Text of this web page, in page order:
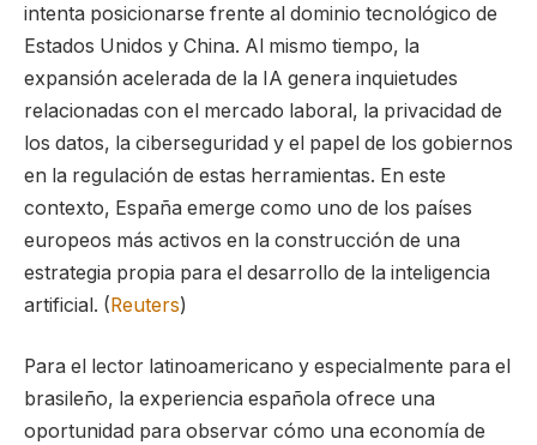
intenta posicionarse frente al dominio tecnológico de
Estados Unidos y China. Al mismo tiempo, la
expansión acelerada de la IA genera inquietudes
relacionadas con el mercado laboral, la privacidad de
los datos, la ciberseguridad y el papel de los gobiernos
en la regulación de estas herramientas. En este
contexto, España emerge como uno de los países
europeos más activos en la construcción de una
estrategia propia para el desarrollo de la inteligencia
artificial. (Reuters)
Para el lector latinoamericano y especialmente para el
brasileño, la experiencia española ofrece una
oportunidad para observar cómo una economía de